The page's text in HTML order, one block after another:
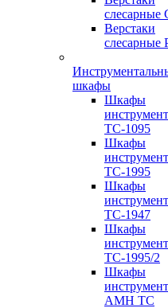
слесарные
Верстаки
слесарные
шкафы
Шкафы
TC-1095
Шкафы
TC-1995
Шкафы
TC-1947
Шкафы
TC-1995/2
Шкафы
AMH TC